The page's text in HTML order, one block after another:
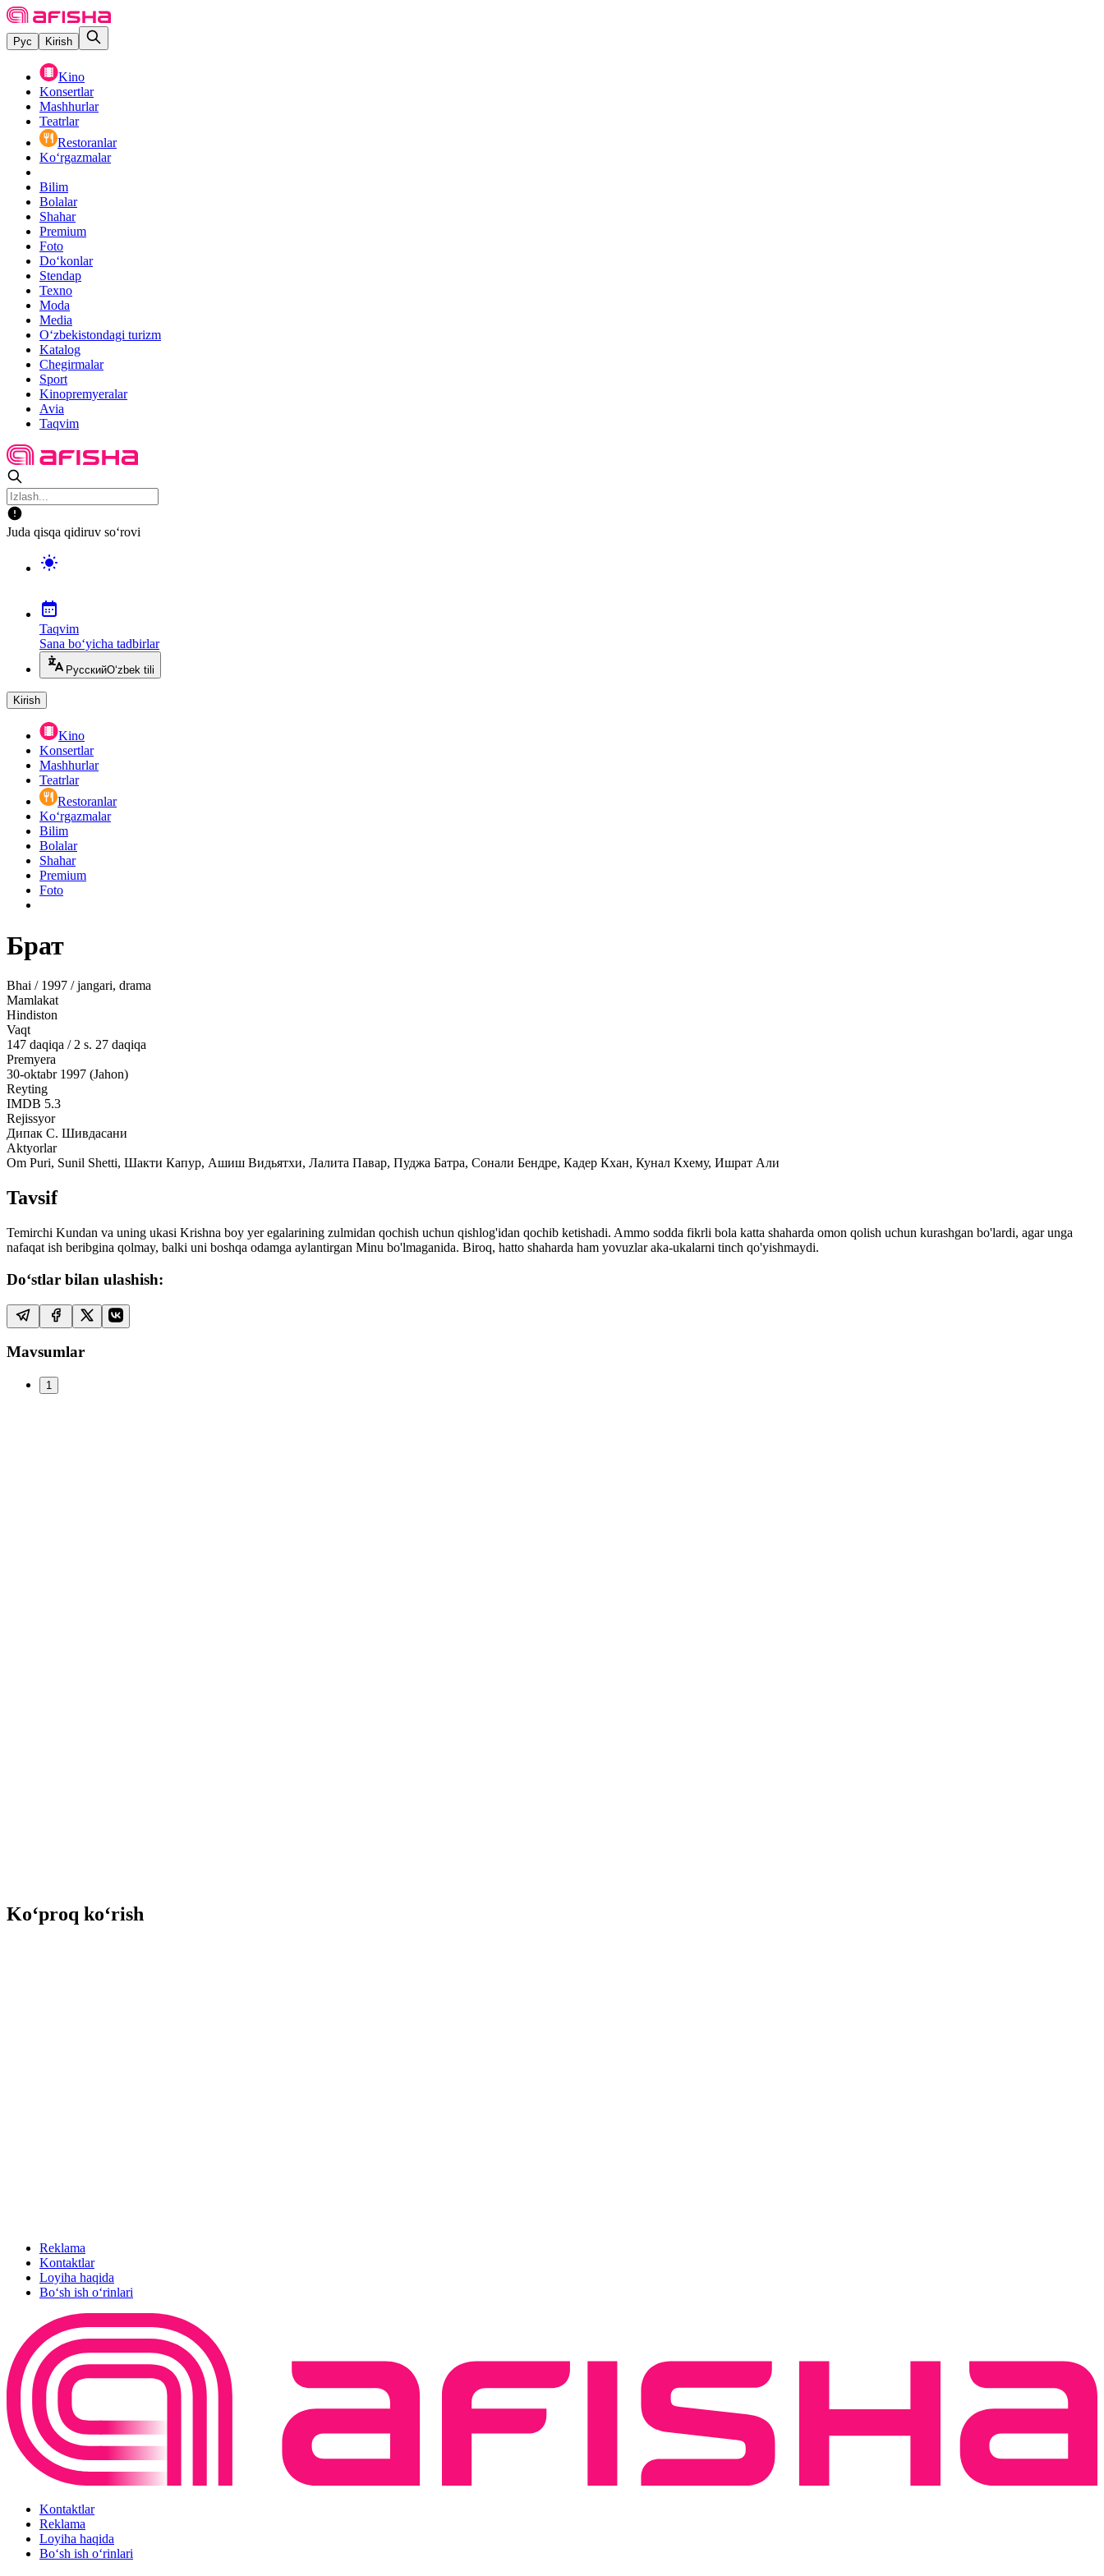
Рус Kirish
Kino
Konsertlar
Mashhurlar
Teatrlar
Restoranlar
Ko‘rgazmalar
Bilim
Bolalar
Shahar
Premium
Foto
Do‘konlar
Stendap
Texno
Moda
Media
O‘zbekistondagi turizm
Katalog
Chegirmalar
Sport
Kinopremyeralar
Avia
Taqvim
Juda qisqa qidiruv so‘rovi
Taqvim
Sana bo‘yicha tadbirlar
РусскийO‘zbek tili
Kirish
Kino
Konsertlar
Mashhurlar
Teatrlar
Restoranlar
Ko‘rgazmalar
Bilim
Bolalar
Shahar
Premium
Foto
Брат
Bhai / 1997 / jangari, drama
Mamlakat
Hindiston
Vaqt
147 daqiqa / 2 s. 27 daqiqa
Premyera
30-oktabr 1997 (Jahon)
Reyting
IMDB 5.3
Rejissyor
Дипак С. Шивдасани
Aktyorlar
Om Puri, Sunil Shetti, Шакти Капур, Ашиш Видьятхи, Лалита Павар, Пуджа Батра, Сонали Бендре, Кадер Кхан, Кунал Кхему, Ишрат Али
Tavsif
Temirchi Kundan va uning ukasi Krishna boy yer egalarining zulmidan qochish uchun qishlog'idan qochib ketishadi. Ammo sodda fikrli bola katta shaharda omon qolish uchun kurashgan bo'lardi, agar unga
nafaqat ish beribgina qolmay, balki uni boshqa odamga aylantirgan Minu bo'lmaganida. Biroq, hatto shaharda ham yovuzlar aka-ukalarni tinch qo'yishmaydi.
Do‘stlar bilan ulashish:
Mavsumlar
1
Ko‘proq ko‘rish
Reklama
Kontaktlar
Loyiha haqida
Bo‘sh ish o‘rinlari
Kontaktlar
Reklama
Loyiha haqida
Bo‘sh ish o‘rinlari